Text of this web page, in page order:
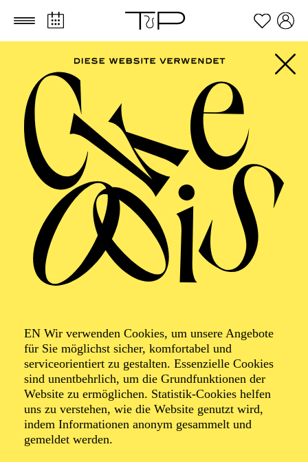
Zum Hauptinhalt springen Zum Footer springen
EN Wir verwenden Cookies, um unsere Angebote
für Sie möglichst sicher, komfortabel und
serviceorientiert zu gestalten. Essenzielle Cookies
sind unentbehrlich, um die Grundfunktionen der
Website zu ermöglichen. Statistik-Cookies helfen
uns zu verstehen, wie die Website genutzt wird,
indem Informationen anonym gesammelt und
gemeldet werden.
FILTER
SEPTEMBER 2026
PHILHARMONIE ESSEN
Friday
04.09.2026
20:00 - 23:00
Alfried Krupp Saal
Organiser: Theater-, Konzert- u. Gastspieldirektion OTTO
HOFNER GMBH
TICKETS
55,20 52,70€
EN: SCHAUSPIEL ESSEN